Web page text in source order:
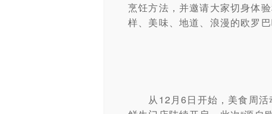
烹饪方法，并邀请大家切身体
样、美味、地道、浪漫的欧罗
从12月6日开始，美食周活